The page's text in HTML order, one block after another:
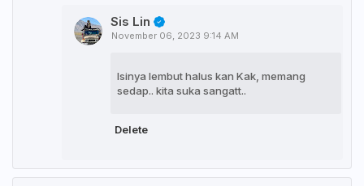
Sis Lin
November 06, 2023 9:14 AM
Isinya lembut halus kan Kak, memang
sedap.. kita suka sangatt..
Delete